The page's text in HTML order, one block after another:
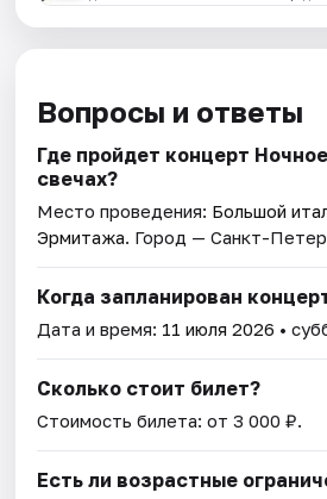
Вопросы и ответы
Где пройдет концерт
свечах?
Место проведения: Большой
Эрмитажа. Город — Санкт-
Когда запланирован
Дата и время: 11 июля 2026 •
Сколько стоит билет?
Стоимость билета: от 3 000 ₽.
Есть ли возрастные